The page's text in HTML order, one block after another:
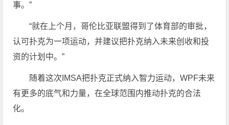
事。”
“就在上个月，哥伦比亚联盟得到了体育部的审批，
认可扑克为一项运动，并建议把扑克纳入未来创收和投
资的计划中。”
随着这次IMSA把扑克正式纳入智力运动，WPF未来
有更多的底气和力量，在全球范围内推动扑克的合法
化。